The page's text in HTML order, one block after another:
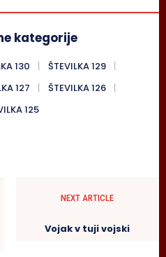
kategorije
130
ŠTEVILKA 129
127
ŠTEVILKA 126
125
NEXT ARTICLE
Vojak v tuji vojski